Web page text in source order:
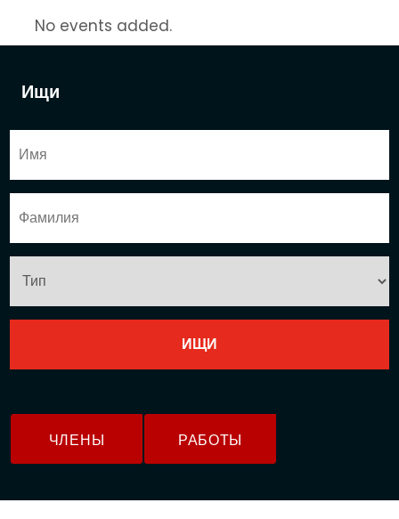
Ищи
ЧЛЕНЫ РАБОТЫ
No events added.